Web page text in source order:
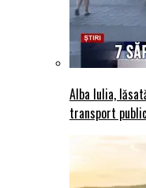
Alba Iulia,
transport